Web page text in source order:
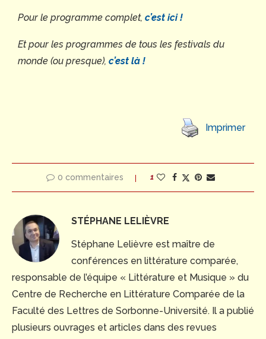
Pour le programme complet, c’est ici !
Et pour les programmes de tous les festivals du
monde (ou presque), c’est là !
Imprimer
0 commentaires 1
STÉPHANE LELIÈVRE
Stéphane Lelièvre est maître de
conférences en littérature comparée,
responsable de l’équipe « Littérature et Musique » du
Centre de Recherche en Littérature Comparée de la
Faculté des Lettres de Sorbonne-Université. Il a publié
plusieurs ouvrages et articles dans des revues